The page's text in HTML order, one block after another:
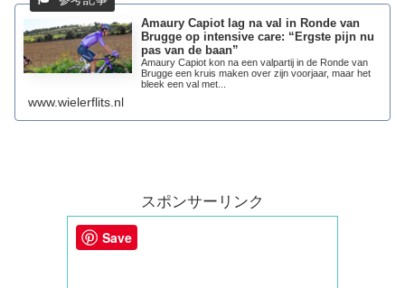
Amaury Capiot lag na val in Ronde van
Brugge op intensive care: “Ergste pijn nu
pas van de baan”
Amaury Capiot kon na een valpartij in de Ronde van
Brugge een kruis maken over zijn voorjaar, maar het
bleek een val met...
www.wielerflits.nl
スポンサーリンク
Save